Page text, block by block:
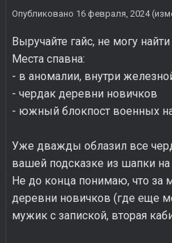
Опубликовано 16 февраля, 2024
Выручайте гайс, не могу
Места спавна:
- в аномалии, внутри
- чердак деревни новичков
- южный блокпост военных
Уже дважды облазил все
вашей подсказке из шапки на
Не до конца понимаю, что за
деревни новичков (где еще
мужик с запиской, вторая